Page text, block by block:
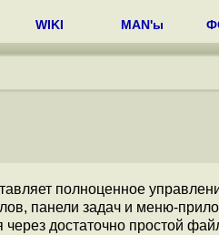
WIKI MAN'ы
полноценное
панели задач и меню-
достаточно простой